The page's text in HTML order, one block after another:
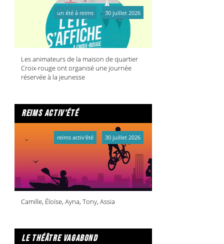
Les animateurs de la maison de quartier
Croix-rouge ont organisé une journée
réservée à la jeunesse
un été à reims 30 juillet 2026
reims activ'été
Camille, Éloïse, Ayna, Tony, Assia
reims activ'été 30 juillet 2026
le théâtre vagabond